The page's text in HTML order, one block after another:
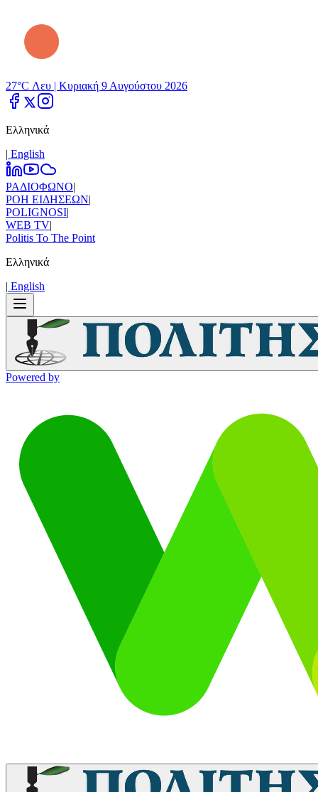
27°C Λευ | Κυριακή 9 Αυγούστου 2026
Ελληνικά
| Εnglish
ΡΑΔΙΟΦΩΝΟ|
ΡΟΗ ΕΙΔΗΣΕΩΝ|
POLIGNOSI|
WEB TV|
Politis To The Point
Ελληνικά
| Εnglish
Powered by